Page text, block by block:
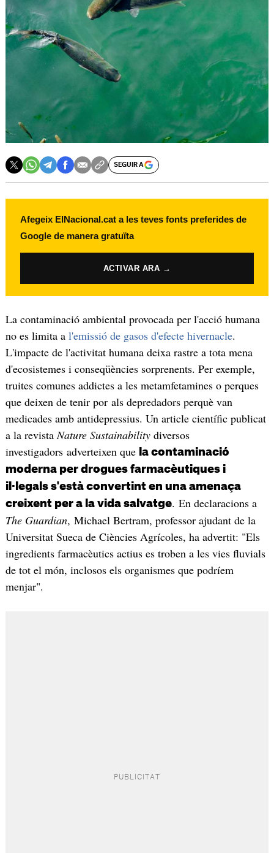
SEGUIR A
Afegeix ElNacional.cat a les teves fonts preferides de
Google de manera gratuïta
ACTIVAR ARA →
La contaminació ambiental provocada per l'acció humana
no es limita a l'emissió de gasos d'efecte hivernacle.
L'impacte de l'activitat humana deixa rastre a tota mena
d'ecosistemes i conseqüències sorprenents. Per exemple,
truites comunes addictes a les metamfetamines o perques
que deixen de tenir por als depredadors perquè van
medicades amb antidepressius. Un article científic publicat
a la revistaNature Sustainabilitydiversos
investigadors adverteixen que la contaminació
moderna per drogues farmacèutiques i
il·legals s'està convertint en una amenaça
creixent per a la vida salvatge. En declaracions a
The Guardian, Michael Bertram, professor ajudant de la
Universitat Sueca de Ciències Agrícoles, ha advertit: "Els
ingredients farmacèutics actius es troben a les vies fluvials
de tot el món, inclosos els organismes que podríem
menjar".